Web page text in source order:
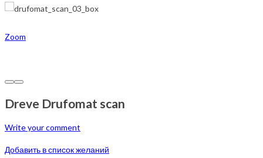
Zoom
Dreve Drufomat scan
Write your comment
Добавить в список желаний